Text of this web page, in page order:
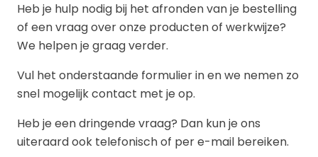
Heb je hulp nodig bij het afronden van je bestelling
of een vraag over onze producten of werkwijze?
We helpen je graag verder.
Vul het onderstaande formulier in en we nemen zo
snel mogelijk contact met je op.
Heb je een dringende vraag? Dan kun je ons
uiteraard ook telefonisch of per e-mail bereiken.